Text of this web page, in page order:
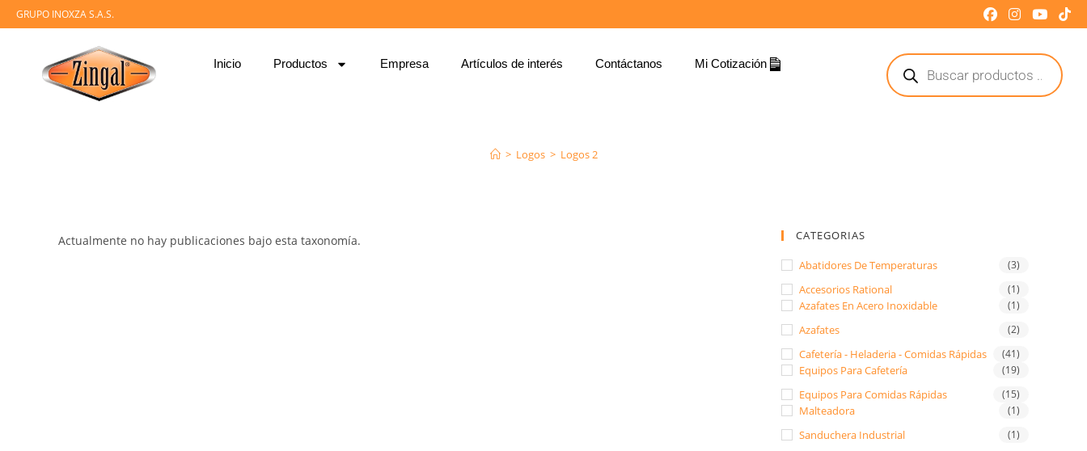
GRUPO INOXZA S.A.S.
Inicio Productos Empresa Artículos de interés Contáctanos Mi Cotización
> Logos > Logos 2
Actualmente no hay publicaciones bajo esta taxonomía. CATEGORIAS
Abatidores De Temperaturas (3)
Accesorios Rational (1)
Azafates En Acero Inoxidable (1)
Azafates (2)
Cafetería - Heladeria - Comidas Rápidas (41)
Equipos Para Cafetería (19)
Equipos Para Comidas Rápidas (15)
Malteadora (1)
Sanduchera Industrial (1)